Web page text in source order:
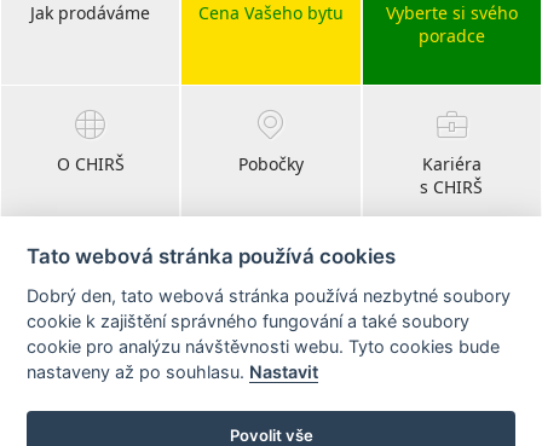
Jak prodáváme Cena Vašeho bytu
Vyberte si svého
poradce
O CHIRŠ Pobočky
Kariéra
s CHIRŠ
Blog
realitní články
Tato webová stránka používá cookies
Dobrý den, tato webová stránka používá nezbytné soubory
cookie k zajištění správného fungování a také soubory
cookie pro analýzu návštěvnosti webu. Tyto cookies bude
nastaveny až po souhlasu. Nastavit
Povolit vše